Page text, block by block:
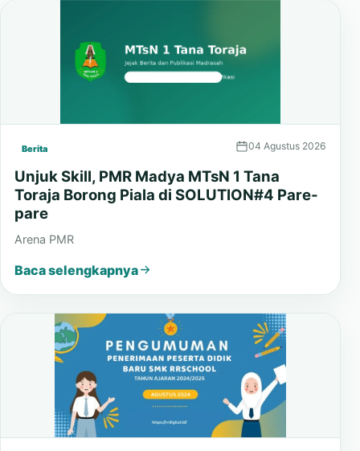
Berita 04 Agustus 2026
Unjuk Skill, PMR Madya MTsN 1 Tana
Toraja Borong Piala di SOLUTION#4 Pare-
pare
Arena PMR
Baca selengkapnya